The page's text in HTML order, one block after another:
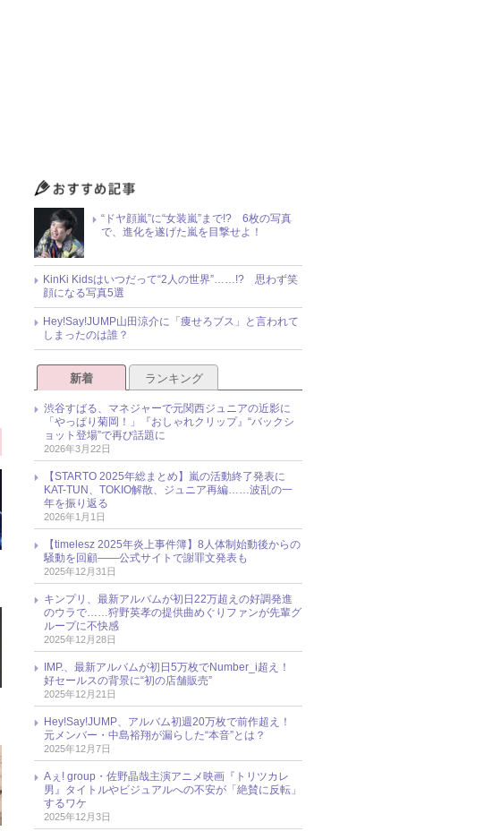
“ドヤ顔嵐”に“女装嵐”まで!? 6枚の写真
で、進化を遂げた嵐を目撃せよ！
KinKi Kidsはいつだって“2人の世界”……!? 思わず笑
顔になる写真5選
Hey!Say!JUMP山田涼介に「痩せろブス」と言われて
しまったのは誰？
新着 ランキング
渋谷すばる、マネジャーで元関西ジュニアの近影に
「やっぱり菊岡！」『おしゃれクリップ』“バックシ
ョット登場”で再び話題に
2026年3月22日
【STARTO 2025年総まとめ】嵐の活動終了発表に
KAT-TUN、TOKIO解散、ジュニア再編……波乱の一
年を振り返る
2026年1月1日
【timelesz 2025年炎上事件簿】8人体制始動後からの
騒動を回顧――公式サイトで謝罪文発表も
2025年12月31日
キンプリ、最新アルバムが初日22万超えの好調発進
のウラで……狩野英孝の提供曲めぐりファンが先輩グ
ループに不快感
2025年12月28日
IMP.、最新アルバムが初日5万枚でNumber_i超え！
好セールスの背景に“初の店舗販売”
2025年12月21日
Hey!Say!JUMP、アルバム初週20万枚で前作超え！
元メンバー・中島裕翔が漏らした“本音”とは？
2025年12月7日
Aぇ! group・佐野晶哉主演アニメ映画『トリツカレ
男』タイトルやビジュアルへの不安が「絶賛に反転」
するワケ
2025年12月3日